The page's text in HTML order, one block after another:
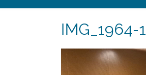
IMG_1964-1